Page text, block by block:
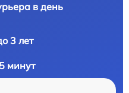
в день
3 лет
минут